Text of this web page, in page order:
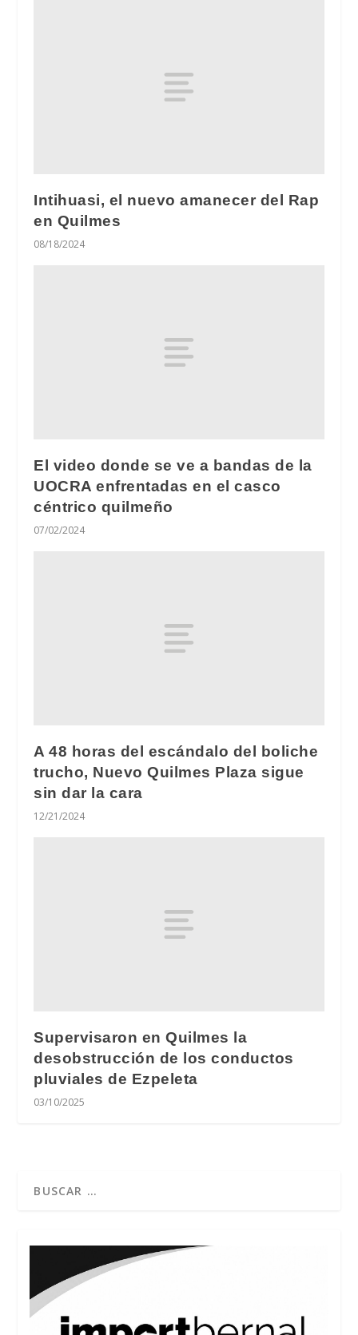
Intihuasi, el nuevo amanecer del Rap
en Quilmes
08/18/2024
El video donde se ve a bandas de la
UOCRA enfrentadas en el casco
céntrico quilmeño
07/02/2024
A 48 horas del escándalo del boliche
trucho, Nuevo Quilmes Plaza sigue
sin dar la cara
12/21/2024
Supervisaron en Quilmes la
desobstrucción de los conductos
pluviales de Ezpeleta
03/10/2025